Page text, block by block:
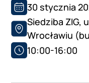
30 stycznia
Siedziba ZIG,
Wrocławiu
10:00-16:00